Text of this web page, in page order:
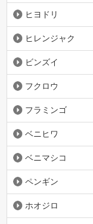
ヒヨドリ
ヒレンジャク
ビンズイ
フクロウ
フラミンゴ
ベニヒワ
ベニマシコ
ペンギン
ホオジロ